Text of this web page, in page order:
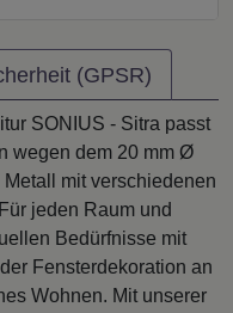
(GPSR)
SONIUS - Sitra passt
wegen dem 20 mm Ø
mit verschiedenen
jeden Raum und
Bedürfnisse mit
Fensterdekoration an
Wohnen. Mit unserer